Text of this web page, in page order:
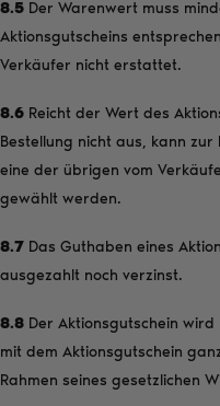
8.5 Der Warenwert muss
Aktionsgutscheins
Verkäufer nicht erstattet.
8.6 Reicht der Wert des
Bestellung nicht aus, kann
eine der übrigen vom
gewählt werden.
8.7 Das Guthaben eines
ausgezahlt noch verzinst.
8.8 Der Aktionsgutschein
mit dem Aktionsgutschein
Rahmen seines gesetzlichen